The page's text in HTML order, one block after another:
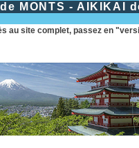
MONTS - AIKIKAI
au site complet, passez en